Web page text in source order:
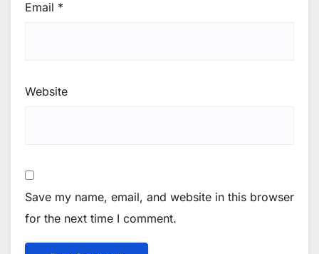
Email *
Website
Save my name, email, and website in this browser
for the next time I comment.